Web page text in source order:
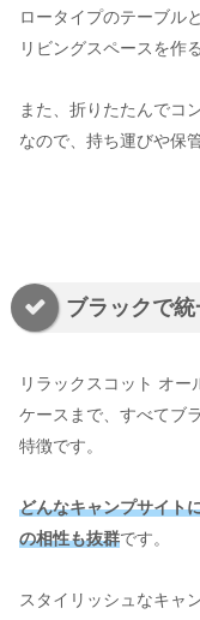
ロータイプのテーブル
リビングスペースを作
また、折りたたんでコ
なので、持ち運びや保
ブラックで
リラックスコット オ
ケースまで、すべてブ
特徴です。
どんなキャンプサイト
の相性も抜群です。
スタイリッシュなキャ